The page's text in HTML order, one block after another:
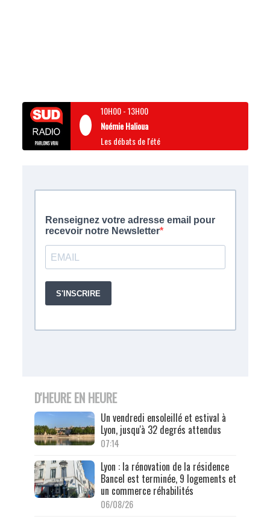
10H00-13H00
Noémie Halioua
Les débats de l'été
D'HEURE EN HEURE
Un vendredi ensoleillé et estival à
Lyon, jusqu'à 32 degrés attendus
07:14
Lyon : la rénovation de la résidence
Bancel est terminée, 9 logements et
un commerce réhabilités
06/08/26